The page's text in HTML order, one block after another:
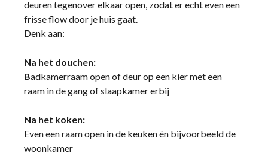
deuren tegenover elkaar open, zodat er echt even een
frisse flow door je huis gaat.
Denk aan:
Na het douchen:
Badkamerraam open of deur op een kier met een
raam in de gang of slaapkamer erbij
Na het koken:
Even een raam open in de keuken én bijvoorbeeld de
woonkamer